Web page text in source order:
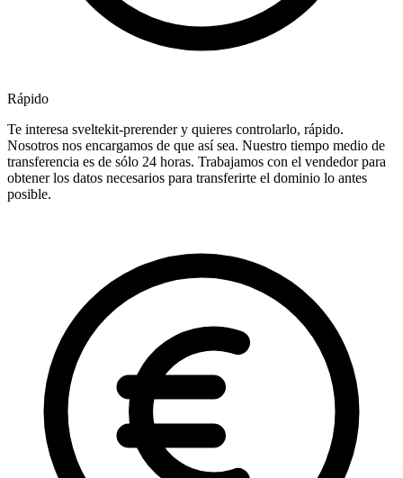
Rápido
Te interesa sveltekit-prerender y quieres controlarlo, rápido.
Nosotros nos encargamos de que así sea. Nuestro tiempo medio de
transferencia es de sólo 24 horas. Trabajamos con el vendedor para
obtener los datos necesarios para transferirte el dominio lo antes
posible.